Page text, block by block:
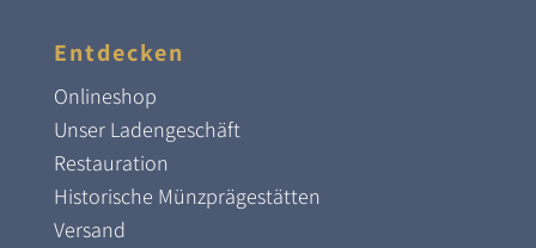
Entdecken
Onlineshop
Unser Ladengeschäft
Restauration
Historische Münzprägestätten
Versand